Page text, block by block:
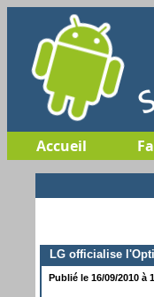
Accueil
LG officialise
Publié le 16/09/2010 à